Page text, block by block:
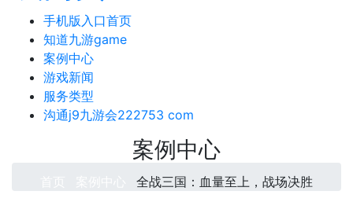
手机版入口首页
知道九游game
案例中心
游戏新闻
服务类型
沟通j9九游会222753 com
案例中心
全战三国：血量至上，战场决胜